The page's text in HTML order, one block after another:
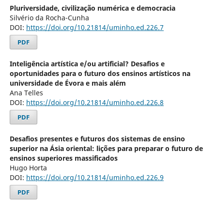
Pluriversidade, civilização numérica e democracia
Silvério da Rocha-Cunha
DOI: https://doi.org/10.21814/uminho.ed.226.7
PDF
Inteligência artística e/ou artificial? Desafios e
oportunidades para o futuro dos ensinos artísticos na
universidade de Évora e mais além
Ana Telles
DOI: https://doi.org/10.21814/uminho.ed.226.8
PDF
Desafios presentes e futuros dos sistemas de ensino
superior na Ásia oriental: lições para preparar o futuro de
ensinos superiores massificados
Hugo Horta
DOI: https://doi.org/10.21814/uminho.ed.226.9
PDF